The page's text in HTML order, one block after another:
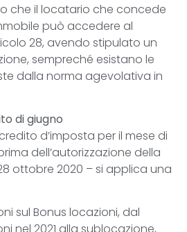
che il locatario che concede
può accedere al
28, avendo stipulato un
sempreché esistano le
dalla norma agevolativa in
di giugno
d’imposta per il mese di
dell’autorizzazione della
ottobre 2020 – si applica una
sul Bonus locazioni, dal